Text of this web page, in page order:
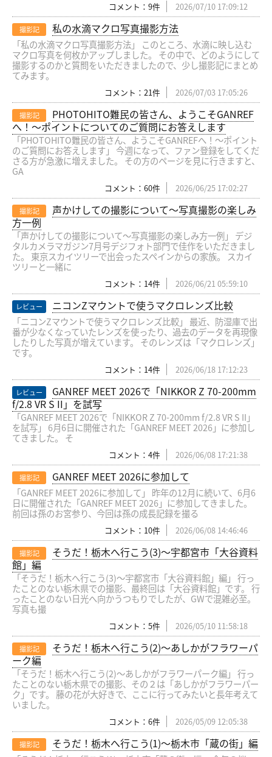
コメント：9件 2026/07/10 17:09:12
撮影記 私の水滴マクロ写真撮影方法
「私の水滴マクロ写真撮影方法」 このところ、水滴に映し込む
マクロ写真を何枚かアップしました。 その中で、どのようにして
撮影するのかと質問をいただきましたので、少し撮影記にまとめ
てみます。
コメント：21件 2026/07/03 17:05:26
撮影記
PHOTOHITO難民の皆さん、ようこそGANREF
へ！〜ポイントについてのご質問にお答えします
「PHOTOHITO難民の皆さん、ようこそGANREFへ！〜ポイント
のご質問にお答えします」 今週になって、ファン登録をしてくだ
さる方が急激に増えました。 その方のページを見に行きますと、
GA
コメント：60件 2026/06/25 17:02:27
撮影記
声かけしての撮影について〜写真撮影の楽しみ
方一例
「声かけしての撮影について〜写真撮影の楽しみ方一例」 デジ
タルカメラマガジン7月号デジフォト部門で佳作をいただきまし
た。 東京スカイツリーで出会ったスペインからの家族。 スカイ
ツリーと一緒に
コメント：14件 2026/06/21 05:59:10
レビュー ニコンZマウントで使うマクロレンズ比較
「ニコンZマウントで使うマクロレンズ比較」 最近、防湿庫で出
番が少なくなっていたレンズを使ったり、過去のデータを再現像
したりした写真が増えています。 そのレンズは「マクロレンズ」
です。
コメント：14件 2026/06/18 17:12:23
レビュー
GANREF MEET 2026で「NIKKOR Z 70-200mm
f/2.8 VR S II」を試写
「GANREF MEET 2026で「NIKKOR Z 70-200mm f/2.8 VR S II」
を試写」 6月6日に開催された「GANREF MEET 2026」に参加し
てきました。 そ
コメント：4件 2026/06/08 17:21:38
撮影記 GANREF MEET 2026に参加して
「GANREF MEET 2026に参加して」 昨年の12月に続いて、6月6
日に開催された「GANREF MEET 2026」に参加してきました。
前回は孫のお宮参り、今回は孫の成長記録を撮る
コメント：10件 2026/06/08 14:46:46
撮影記
そうだ！栃木へ行こう(3)〜宇都宮市「大谷資料
館」編
「そうだ！栃木へ行こう(3)〜宇都宮市「大谷資料館」編」 行っ
たことのない栃木県での撮影、最終回は「大谷資料館」です。 行
ったことのない日光へ向かうつもりでしたが、GWで混雑必至。
写真も撮
コメント：5件 2026/05/10 11:58:18
撮影記
そうだ！栃木へ行こう(2)〜あしかがフラワーパ
ーク編
「そうだ！栃木へ行こう(2)〜あしかがフラワーパーク編」 行っ
たことのない栃木県での撮影、その２は「あしかがフラワーパー
ク」です。 藤の花が大好きで、ここに行ってみたいと長年考えて
いました。
コメント：6件 2026/05/09 12:05:38
撮影記 そうだ！栃木へ行こう(1)〜栃木市「蔵の街」編